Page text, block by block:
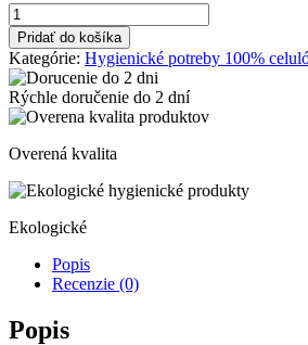
množstvo
Toaletný
papier
2-
vrstvový
Softly
Mini
Jumbo
19
návin
Pridať do košíka
Kategórie: Hygienické potreby 100%
Rýchle doručenie do 2 dní
Overená kvalita
Ekologické
Popis
Recenzie (0)
Popis